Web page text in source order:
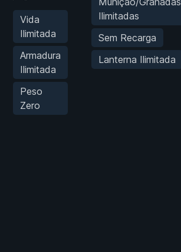
Vida
Ilimitada
Armadura
Ilimitada
Peso
Zero
Ilimitadas
Sem Recarga
Lanterna Ilimitada